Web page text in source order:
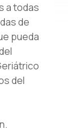
a todas
de
pueda
del